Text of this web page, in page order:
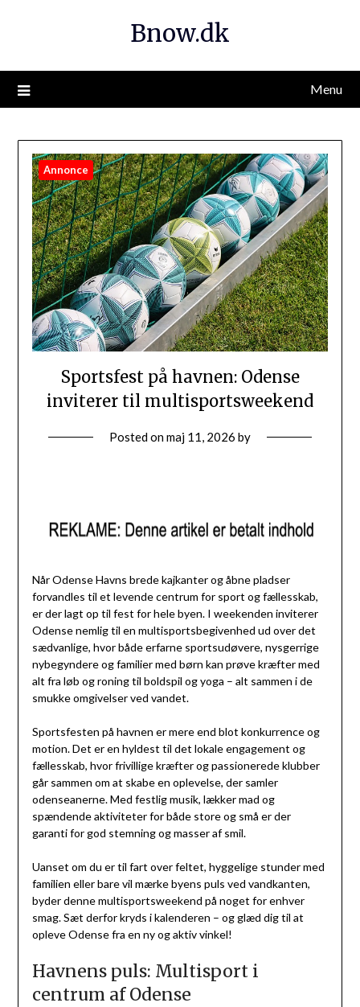
Bnow.dk
Menu
Annonce
Sportsfest på havnen: Odense
inviterer til multisportsweekend
Posted onmaj 11, 2026 by
Når Odense Havns brede kajkanter og åbne pladser
forvandles til et levende centrum for sport og fællesskab,
er der lagt op til fest for hele byen. I weekenden inviterer
Odense nemlig til en multisportsbegivenhed ud over det
sædvanlige, hvor både erfarne sportsudøvere, nysgerrige
nybegyndere og familier med børn kan prøve kræfter med
alt fra løb og roning til boldspil og yoga – alt sammen i de
smukke omgivelser ved vandet.
Sportsfesten på havnen er mere end blot konkurrence og
motion. Det er en hyldest til det lokale engagement og
fællesskab, hvor frivillige kræfter og passionerede klubber
går sammen om at skabe en oplevelse, der samler
odenseanerne. Med festlig musik, lækker mad og
spændende aktiviteter for både store og små er der
garanti for god stemning og masser af smil.
Uanset om du er til fart over feltet, hyggelige stunder med
familien eller bare vil mærke byens puls ved vandkanten,
byder denne multisportsweekend på noget for enhver
smag. Sæt derfor kryds i kalenderen – og glæd dig til at
opleve Odense fra en ny og aktiv vinkel!
Havnens puls: Multisport i
centrum af Odense